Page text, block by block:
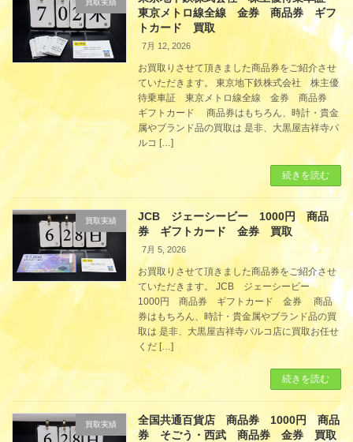
買取実績
東京メトロ線全線 金券 商品券 ギフ
トカード 買取
7月 12, 2026
お買取りさせて頂きました商品券をご紹介させ
ていただきます。 東京地下鉄株式会社 株主優
待乗車証 東京メトロ線全線 金券 商品券
ギフトカード 商品券はもちろん、時計・貴金
属やブランド品の買取は 是非、大黒屋吉祥寺パ
ルコ […]
続きを読む
買取実績
JCB ジェーシービー 1000円 商品
券 ギフトカード 金券 買取
7月 5, 2026
お買取りさせて頂きました商品券をご紹介させ
ていただきます。 JCB ジェーシービー
1000円 商品券 ギフトカード 金券 商品
券はもちろん、時計・貴金属やブランド品の買
取は 是非、大黒屋吉祥寺パルコ店に買取お任せ
くだ […]
続きを読む
買取実績
全国共通百貨店 商品券 1000円 商品
券 そごう・西武 商品券 金券 買取